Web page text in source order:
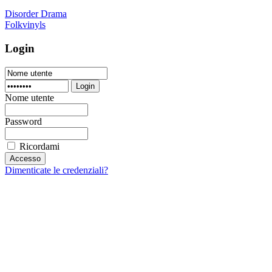
Disorder Drama
Folkvinyls
Login
Login
Nome utente
Password
Ricordami
Dimenticate le credenziali?